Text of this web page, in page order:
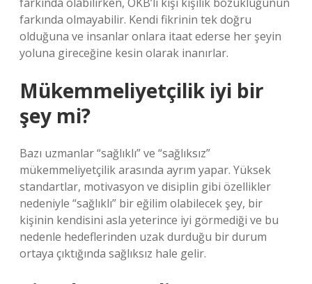
farkında olmayabilir. Kendi fikrinin tek doğru
olduğuna ve insanlar onlara itaat ederse her şeyin
yoluna gireceğine kesin olarak inanırlar.
Mükemmeliyetçilik iyi bir
şey mi?
Bazı uzmanlar “sağlıklı” ve “sağlıksız”
mükemmeliyetçilik arasında ayrım yapar. Yüksek
standartlar, motivasyon ve disiplin gibi özellikler
nedeniyle “sağlıklı” bir eğilim olabilecek şey, bir
kişinin kendisini asla yeterince iyi görmediği ve bu
nedenle hedeflerinden uzak durduğu bir durum
ortaya çıktığında sağlıksız hale gelir.